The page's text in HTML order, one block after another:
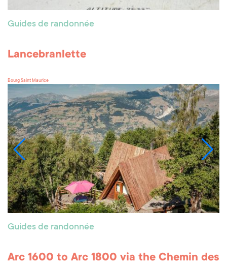
Guides de randonnée
Lancebranlette
Bourg Saint Maurice
Guides de randonnée
Arc 1600 to Arc 1800 via the Chemin des